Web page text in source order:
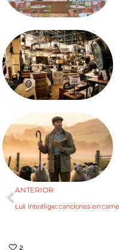
ANTERIOR
2